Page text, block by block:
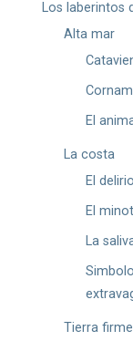
Los laberintos
Alta mar
El
La costa
El
El
La
Tierra firme